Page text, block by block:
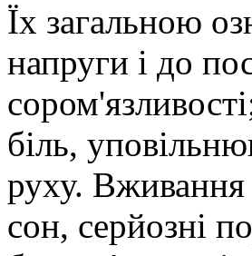
Їх загальною
напруги і до
біль,
руху. Вживання
сон, серйозні